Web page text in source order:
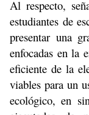
Al respecto,
estudiantes de
presentar una
enfocadas en la
eficiente de la
viables para un
ecológico, en